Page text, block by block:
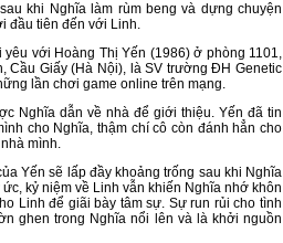
khi Nghĩa làm rùm beng và dựng chuyện
đầu tiên đến với Linh.
với Hoàng Thị Yến (1986) ở phòng 1101,
Cầu Giấy (Hà Nội), là SV trường ĐH Genetic
lần chơi game online trên mạng.
Nghĩa dẫn về nhà để giới thiệu. Yến đã tin
cho Nghĩa, thậm chí cô còn đánh hẳn cho
mình.
Yến sẽ lấp đầy khoảng trống sau khi Nghĩa
kỷ niệm về Linh vẫn khiến Nghĩa nhớ khôn
Linh để giãi bày tâm sự. Sự run rủi cho tình
ghen trong Nghĩa nổi lên và là khởi nguồn